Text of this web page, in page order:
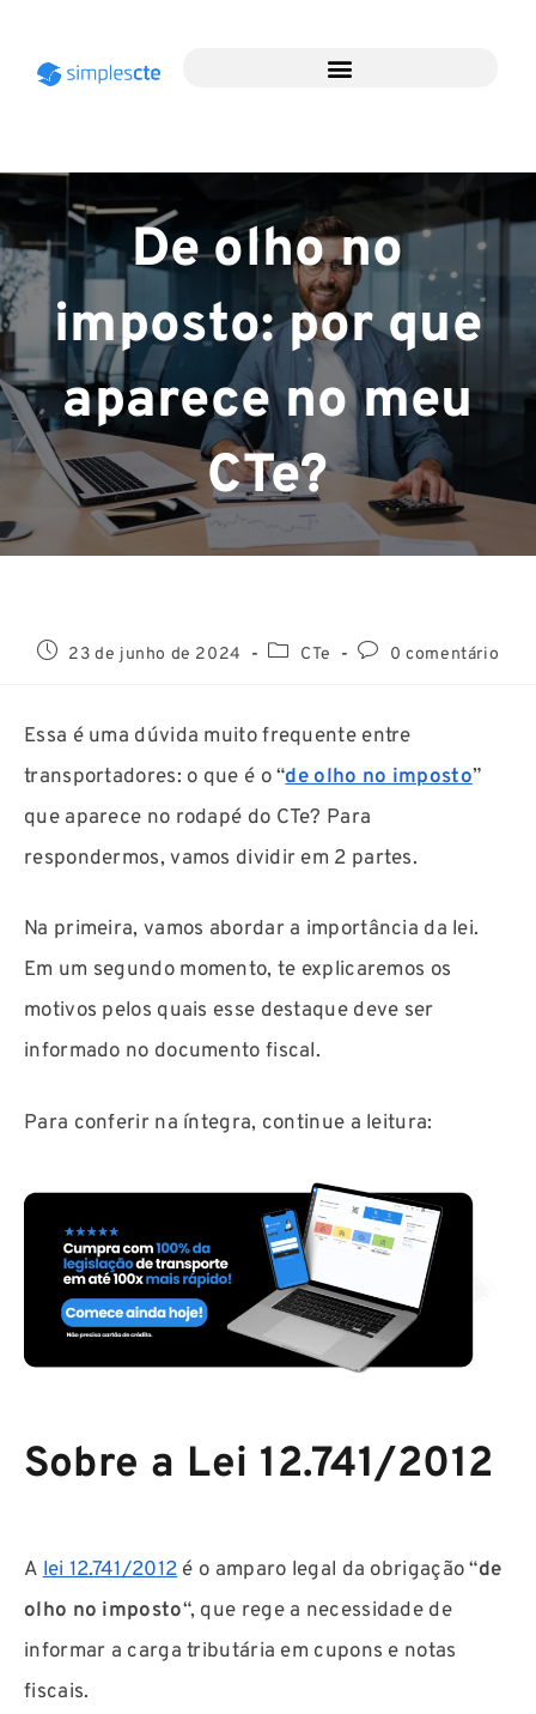
De olho no
imposto: por que
aparece no meu
CTe?
23 de junho de 2024 CTe 0 comentário
Essa é uma dúvida muito frequente entre
transportadores: o que é o “de olho no imposto”
que aparece no rodapé do CTe? Para
respondermos, vamos dividir em 2 partes.
Na primeira, vamos abordar a importância da lei.
Em um segundo momento, te explicaremos os
motivos pelos quais esse destaque deve ser
informado no documento fiscal.
Para conferir na íntegra, continue a leitura:
Sobre a Lei 12.741/2012
Alei 12.741/2012é o amparo legal da obrigação “de
olho no imposto“, que rege a necessidade de
informar a carga tributária em cupons e notas
fiscais.